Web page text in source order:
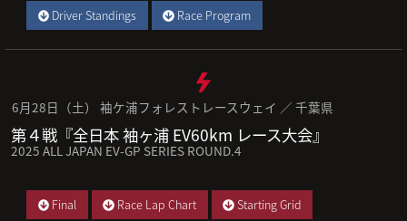
Driver Standings Race Program
6月28日（土） 袖ケ浦フォレストレースウェイ ／ 千葉県
第４戦『全日本 袖ヶ浦 EV60km レース大会』
2025 ALL JAPAN EV-GP SERIES ROUND.4
Final Race Lap Chart
Starting Grid